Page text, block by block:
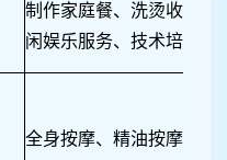
制作家庭餐、洗烫收纳衣
闲娱乐服务、技术培训与
全身按摩、精油按摩、人